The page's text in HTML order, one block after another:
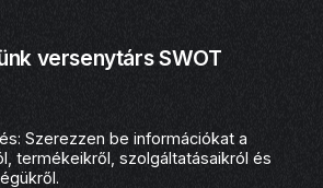
versenytárs SWOT
Szerezzen be információkat a
termékeikről, szolgáltatásaikról és